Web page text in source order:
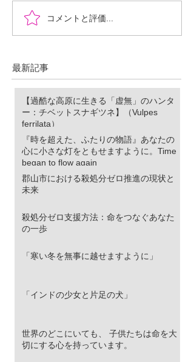
『時を超えた、ふたりの
物語』あなたの心に小さ
に。Time began to flow again
コメントと評価...
最新記事
【過酷な高原に生きる「虚無」のハンタ
ー：チベットスナギツネ】（Vulpes
ferrilata）
『時を超えた、ふたりの物語』あなたの
心に小さな灯をともせますように。Time
began to flow again
郡山市における殺処分ゼロ推進の現状と
未来
殺処分ゼロ支援方法：命をつなぐあなた
の一歩
「寒い冬を無事に越せますように」
「インドの少女と片足の犬」
世界のどこにいても、 子供たちは命を大
切にする心を持っています。